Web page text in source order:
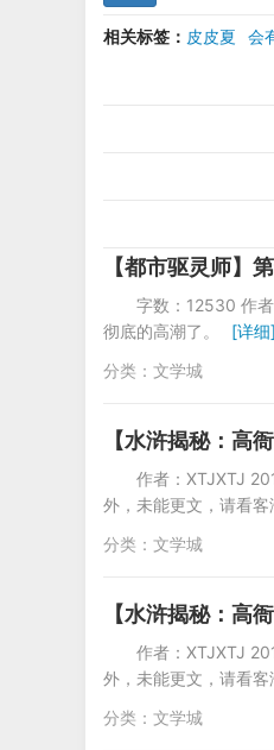
相关标签： 皮皮夏 会
【都市驱灵师
字数：12530 作
彻底的高潮了。
[详细]
分类： 文学城
【水浒揭秘：高
作者：XTJXTJ
外，未能更文，请看客
分类： 文学城
【水浒揭秘：高
作者：XTJXTJ
外，未能更文，请看客
分类： 文学城